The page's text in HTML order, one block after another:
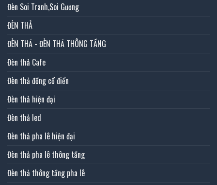
Đèn Soi Tranh,Soi Gương
ĐÈN THẢ
ĐÈN THẢ - ĐÈN THẢ THÔNG TẦNG
Đèn thả Cafe
Đèn thả đồng cổ điển
Đèn thả hiện đại
Đèn thả led
Đèn thả pha lê hiện đại
Đèn thả pha lê thông tầng
Đèn thả thông tầng pha lê